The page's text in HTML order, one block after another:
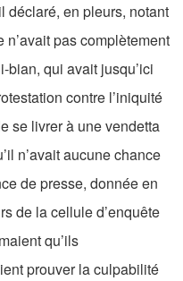
déclaré, en pleurs, notant
pas complètement
bian, qui avait jusqu’ici
contre l’iniquité
se livrer à une vendetta
n’avait aucune chance
de presse, donnée en
de la cellule d’enquête
qu’ils
prouver la culpabilité